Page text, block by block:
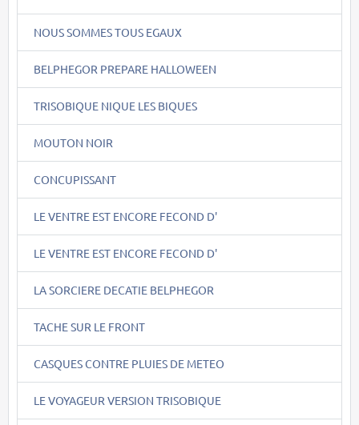
NOUS SOMMES TOUS EGAUX
BELPHEGOR PREPARE HALLOWEEN
TRISOBIQUE NIQUE LES BIQUES
MOUTON NOIR
CONCUPISSANT
LE VENTRE EST ENCORE FECOND D'
LE VENTRE EST ENCORE FECOND D'
LA SORCIERE DECATIE BELPHEGOR
TACHE SUR LE FRONT
CASQUES CONTRE PLUIES DE METEO
LE VOYAGEUR VERSION TRISOBIQUE